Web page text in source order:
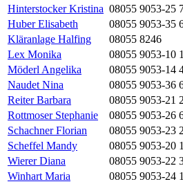
Hinterstocker Kristina 08055 9053-25
Huber Elisabeth
08055 9053-35
Kläranlage Halfing
08055 8246
Lex Monika
08055 9053-10
Möderl Angelika
08055 9053-14
Naudet Nina
08055 9053-36
Reiter Barbara
08055 9053-21 2
Rottmoser Stephanie
08055 9053-26
Schachner Florian
08055 9053-23 2
Scheffel Mandy
08055 9053-20
Wierer Diana
08055 9053-22
Winhart Maria
08055 9053-24 1